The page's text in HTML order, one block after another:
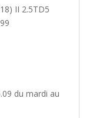
II 2.5TD5
du mardi au